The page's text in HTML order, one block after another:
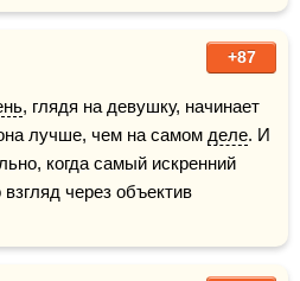
+87
, глядя на девушку, начинает
лучше, чем на самом деле. И
когда самый искренний
через объектив